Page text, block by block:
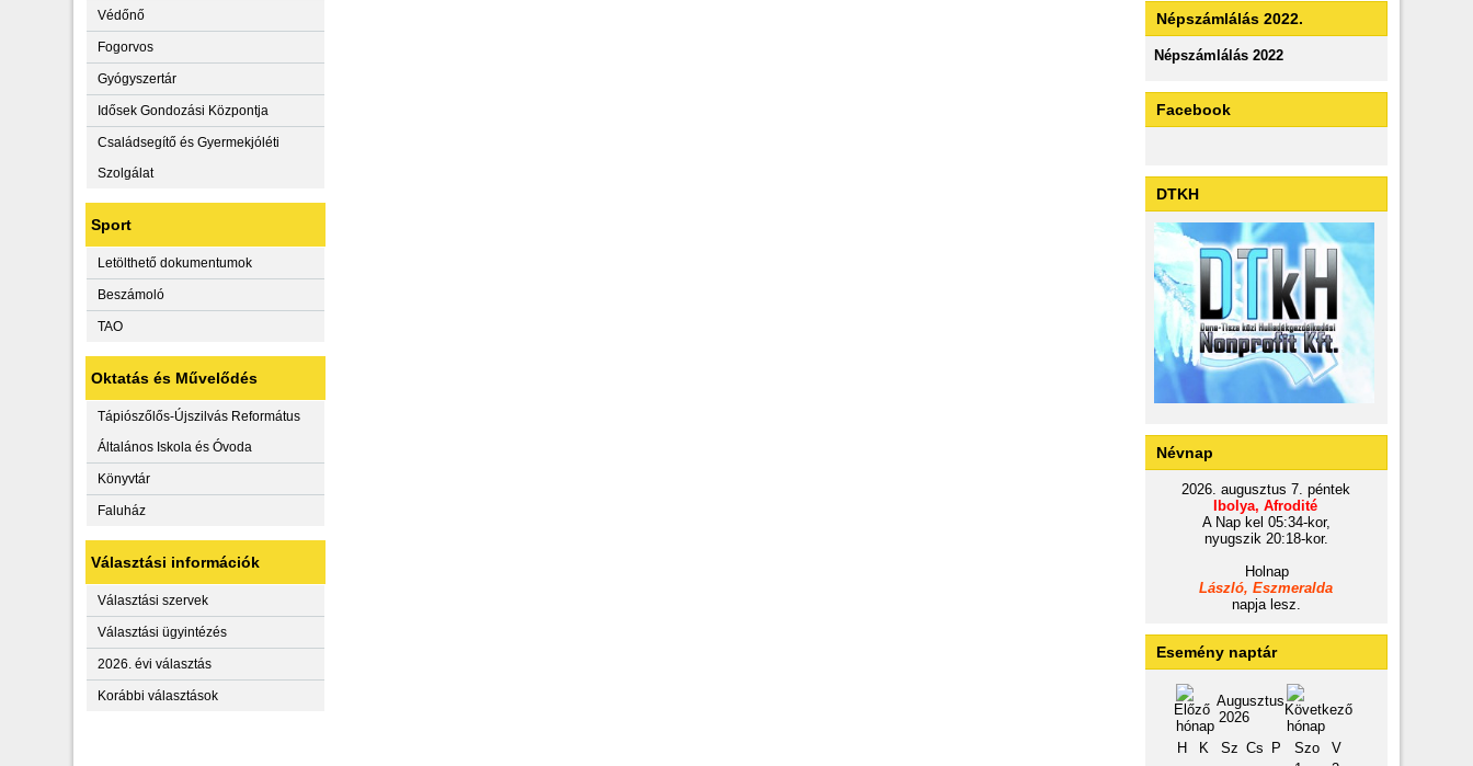
Védőnő
Fogorvos
Gyógyszertár
Idősek Gondozási Központja
Családsegítő és Gyermekjóléti
Szolgálat
Sport
Letölthető dokumentumok
Beszámoló
TAO
Oktatás és Művelődés
Tápiószőlős-Újszilvás Református
Általános Iskola és Óvoda
Könyvtár
Faluház
Választási információk
Választási szervek
Választási ügyintézés
2026. évi választás
Korábbi választások
Népszámlálás 2022.
Népszámlálás 2022
Facebook
DTKH
Névnap
2026. augusztus 7. péntek
Ibolya, Afrodité
A Nap kel 05:34-kor,
nyugszik 20:18-kor.
Holnap
László, Eszmeralda
napja lesz.
Esemény naptár
Augusztus
2026
H
K Sz Cs P Szo
V